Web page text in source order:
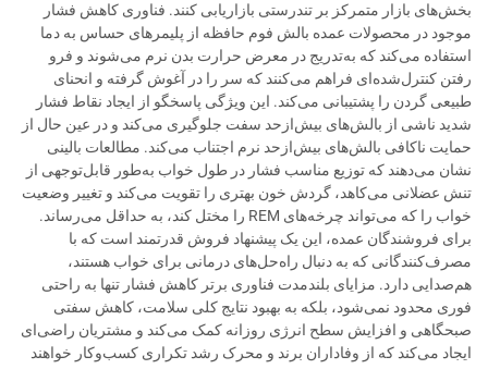
بخش‌های بازار متمرکز بر تندرستی بازاریابی کنند. فناوری کاهش فشار
موجود در محصولات عمده بالش فوم حافظه از پلیمرهای حساس به دما
استفاده می‌کند که به‌تدریج در معرض حرارت بدن نرم می‌شوند و فرو
رفتن کنترل‌شده‌ای فراهم می‌کنند که سر را در آغوش گرفته و انحنای
طبیعی گردن را پشتیبانی می‌کند. این ویژگی پاسخگو از ایجاد نقاط فشار
شدید ناشی از بالش‌های بیش‌ازحد سفت جلوگیری می‌کند و در عین حال از
حمایت ناکافی بالش‌های بیش‌ازحد نرم اجتناب می‌کند. مطالعات بالینی
نشان می‌دهند که توزیع مناسب فشار در طول خواب به‌طور قابل‌توجهی از
تنش عضلانی می‌کاهد، گردش خون بهتری را تقویت می‌کند و تغییر وضعیت
خواب را که می‌تواند چرخه‌های REM را مختل کند، به حداقل می‌رساند.
برای فروشندگان عمده، این یک پیشنهاد فروش قدرتمند است که با
مصرف‌کنندگانی که به دنبال راه‌حل‌های درمانی برای خواب هستند،
هم‌صدایی دارد. مزایای بلندمدت فناوری برتر کاهش فشار تنها به راحتی
فوری محدود نمی‌شود، بلکه به بهبود نتایج کلی سلامت، کاهش سفتی
صبحگاهی و افزایش سطح انرژی روزانه کمک می‌کند و مشتریان راضی‌ای
ایجاد می‌کند که از وفاداران برند و محرک رشد تکراری کسب‌وکار خواهند